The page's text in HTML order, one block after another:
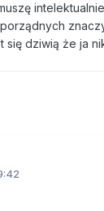
się dziwią że ja